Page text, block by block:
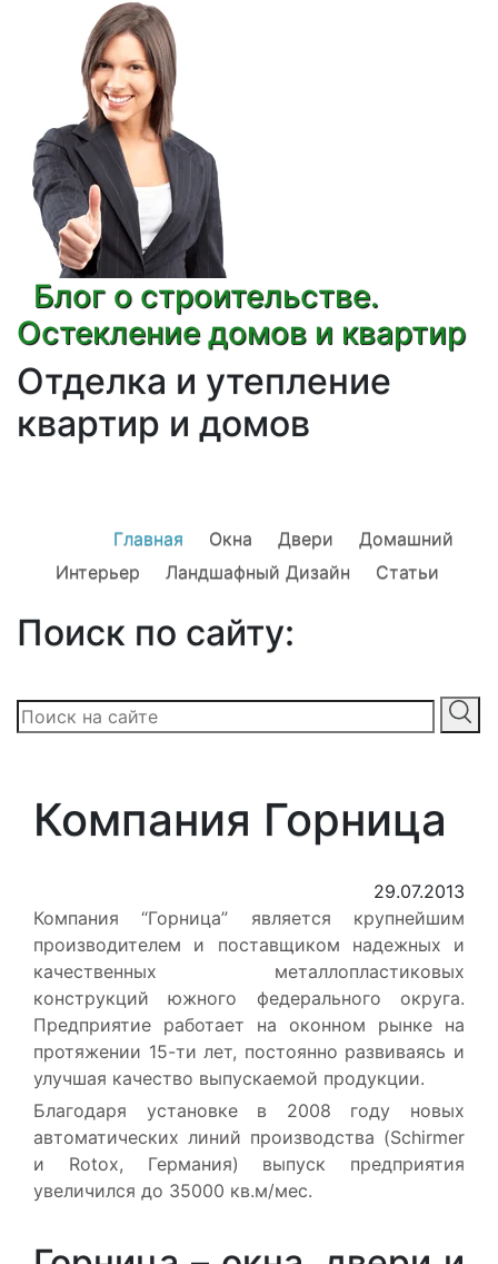
Блог о строительстве.
Остекление домов и квартир
Отделка и утепление
квартир и домов
Главная Окна Двери
Домашний
Интерьер
Ландшафный Дизайн Статьи
Поиск по сайту:
Компания Горница
29.07.2013
Компания “Горница” является крупнейшим
производителем и поставщиком надежных и
качественных металлопластиковых
конструкций южного федерального округа.
Предприятие работает на оконном рынке на
протяжении 15-ти лет, постоянно развиваясь и
улучшая качество выпускаемой продукции.
Благодаря установке в 2008 году новых
автоматических линий производства (Schirmer
и Rotox, Германия) выпуск предприятия
увеличился до 35000 кв.м/мес.